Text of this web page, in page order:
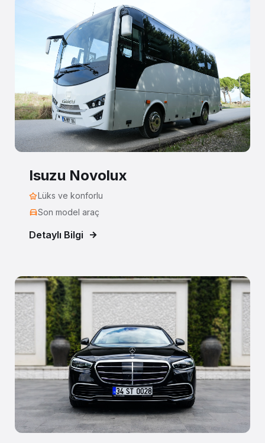
Isuzu Novolux
Lüks ve konforlu
Son model araç
Detaylı Bilgi